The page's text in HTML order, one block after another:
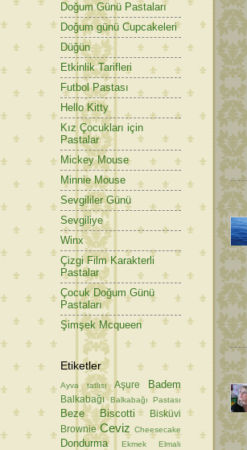
Doğum Günü Pastaları
Doğum günü Cupcakeleri
Düğün
Etkinlik Tarifleri
Futbol Pastası
Hello Kitty
Kız Çocukları için
Pastalar
Mickey Mouse
Minnie Mouse
Sevgililer Günü
Sevgiliye
Winx
Çizgi Film Karakterli
Pastalar
Çocuk Doğum Günü
Pastaları
Şimşek Mcqueen
Etiketler
Ayva tatlısı Aşure Badem
Balkabağı Balkabağı Pastası
Beze Biscotti
Bisküvi
Brownie Ceviz Cheesecake
Dondurma Ekmek
Elmalı